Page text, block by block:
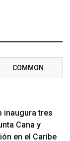
COMMON
inaugura tres
Cana y
en el Caribe